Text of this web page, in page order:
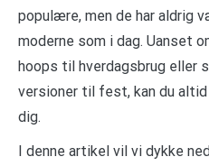
populære, men de har aldrig
moderne som i dag. Uanset
hoops til hverdagsbrug eller
versioner til fest, kan du
dig.
I denne artikel vil vi dykke